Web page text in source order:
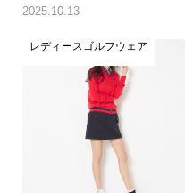
2025.10.13
レディースゴルフウェア